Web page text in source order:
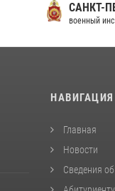
САНКТ-
военный
НАВИГАЦИЯ
Главная
Новости
Сведения